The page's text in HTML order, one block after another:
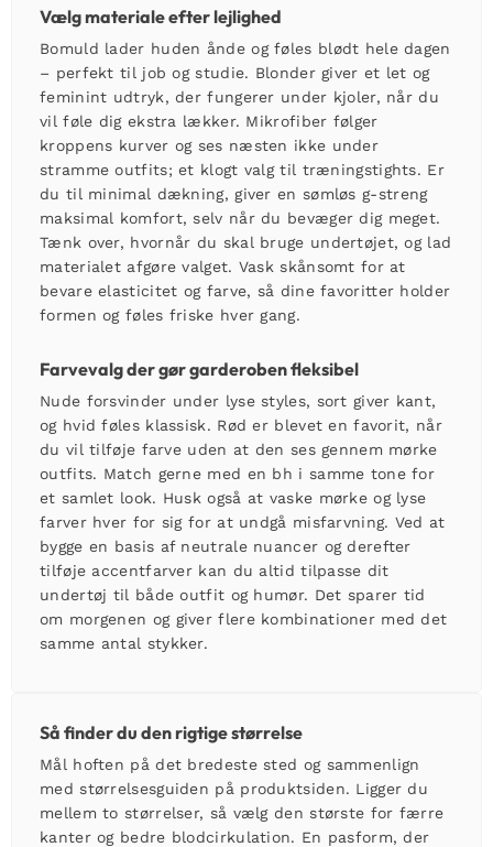
Vælg materiale efter lejlighed
Bomuld lader huden ånde og føles blødt hele dagen
– perfekt til job og studie. Blonder giver et let og
feminint udtryk, der fungerer under kjoler, når du
vil føle dig ekstra lækker. Mikrofiber følger
kroppens kurver og ses næsten ikke under
stramme outfits; et klogt valg til træningstights. Er
du til minimal dækning, giver en sømløsg-streng
maksimal komfort, selv når du bevæger dig meget.
Tænk over, hvornår du skal bruge undertøjet, og lad
materialet afgøre valget. Vask skånsomt for at
bevare elasticitet og farve, så dine favoritter holder
formen og føles friske hver gang.
Farvevalg der gør garderoben fleksibel
Nude forsvinder under lyse styles, sort giver kant,
og hvid føles klassisk. Rød er blevet en favorit, når
du vil tilføje farve uden at den ses gennem mørke
outfits. Match gerne med en bh i samme tone for
et samlet look. Husk også at vaske mørke og lyse
farver hver for sig for at undgå misfarvning. Ved at
bygge en basis af neutrale nuancer og derefter
tilføje accentfarver kan du altid tilpasse dit
undertøj til både outfit og humør. Det sparer tid
om morgenen og giver flere kombinationer med det
samme antal stykker.
Så finder du den rigtige størrelse
Mål hoften på det bredeste sted og sammenlign
med størrelsesguiden på produktsiden. Ligger du
mellem to størrelser, så vælg den største for færre
kanter og bedre blodcirkulation. En pasform, der